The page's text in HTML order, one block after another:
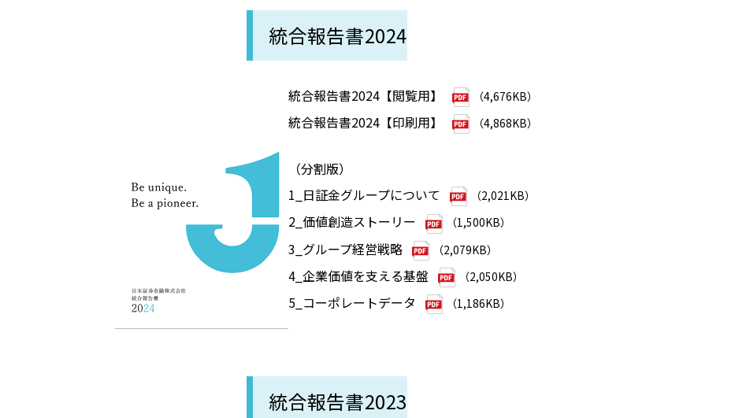
統合報告書2024
統合報告書2024【閲覧用】 （4,676KB）
統合報告書2024【印刷用】 （4,868KB）
（分割版）
1_日証金グループについて
（2,021KB）
2_価値創造ストーリー （1,500KB）
3_グループ経営戦略 （2,079KB）
4_企業価値を支える基盤 （2,050KB）
5_コーポレートデータ （1,186KB）
統合報告書2023